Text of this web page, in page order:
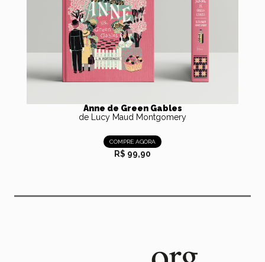
Anne de Green Gables
de Lucy Maud Montgomery
COMPRE AGORA
R$ 99,90